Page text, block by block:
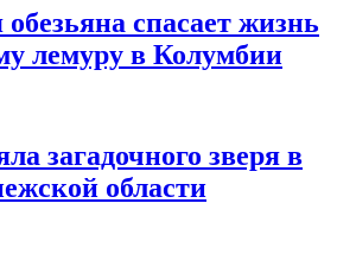
спасает жизнь
лемуру в Колумбии
загадочного зверя в
области